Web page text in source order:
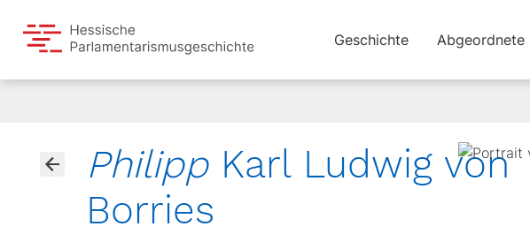
Geschichte Abgeordnete
PhilippKarl Ludwig von
Borries